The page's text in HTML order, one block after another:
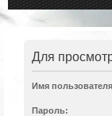
Для
Имя
Пароль: